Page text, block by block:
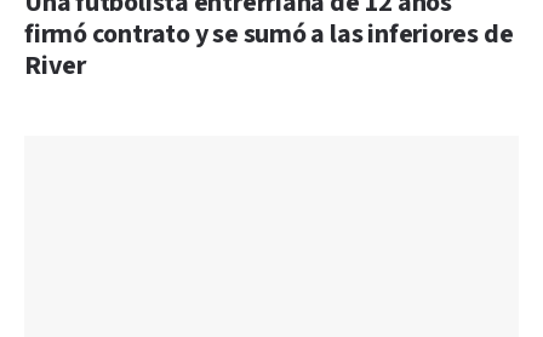
firmó contrato y se sumó a las inferiores de
River